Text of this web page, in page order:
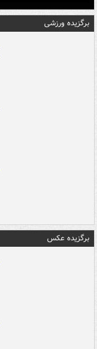
برگزیده ورزشی
برگزیده عکس